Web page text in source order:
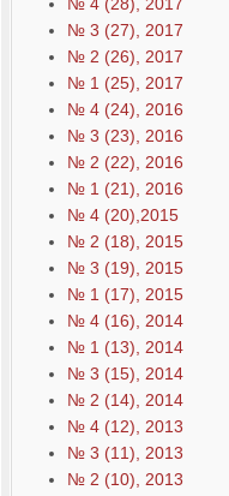
№ 3 (27), 2017
№ 2 (26), 2017
№ 1 (25), 2017
№ 4 (24), 2016
№ 3 (23), 2016
№ 2 (22), 2016
№ 1 (21), 2016
№ 4 (20),2015
№ 2 (18), 2015
№ 3 (19), 2015
№ 1 (17), 2015
№ 4 (16), 2014
№ 1 (13), 2014
№ 3 (15), 2014
№ 2 (14), 2014
№ 4 (12), 2013
№ 3 (11), 2013
№ 2 (10), 2013